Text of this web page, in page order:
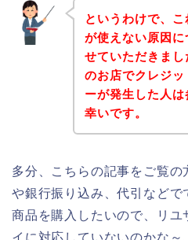
というわけで、
が使えない原因
せていただきま
のお店でクレジ
ーが発生した人
幸いです。
多分、こちらの記事をご覧の
や銀行振り込み、代引などで
商品を購入したいので、リユ
イに対応していないのかな～